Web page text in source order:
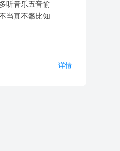
听音乐五音愉
当真不攀比知
详情